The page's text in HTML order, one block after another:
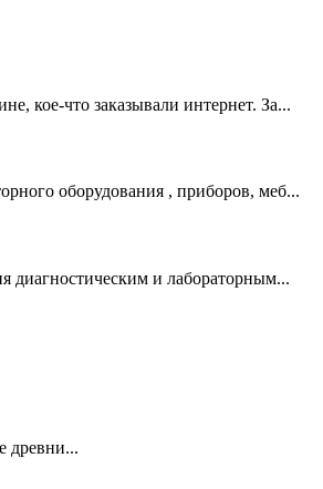
кое-что заказывали интернет. За...
оборудования , приборов, меб...
диагностическим и лабораторным...
древни...